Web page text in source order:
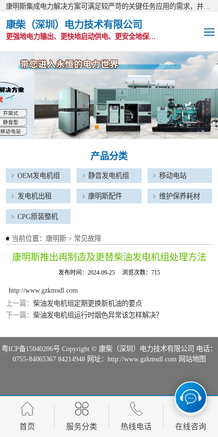
康柴（深圳）电力技术有限公司
更强地电力输出、更快地启动供电、更安全地保护功能
当前位置： 康明斯 > 常见故障
康明斯推出再制造及更替柴油发电机组处理方法
发布时间：2024-09-25 浏览次数：715
http://www.gzkmsdl.com
上一篇： 柴油发电机组定期更换新机油的要点
下一篇： 柴油发电机组运行时烟色异常该怎样解决？
产品分类
OEM发电机组 静音发电机组 移动电站
发电机出租 康明斯配件 维护保养耗材
CPG原装整机
粤ICP备15040206号 Copyright © 康柴（深圳）电力技术有限公司 电话：
0755-84065367 84214948 网址：http://www.gzkmsdl.com 网站地图
首页 服务分类 热线电话 在线咨询
OEM发电机组
静音发电机组
移动电站
发电机出租
维护保养耗材
CPG原装整机